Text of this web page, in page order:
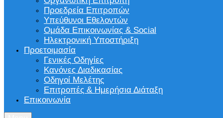
Προεδρεία Επιτροπών
Υπεύθυνοι Εθελοντών
Ομάδα Επικοινωνίας & Social
Ηλεκτρονική Υποστήριξη
Προετοιμασία
Γενικές Οδηγίες
Κανόνες Διαδικασίας
Οδηγοί Μελέτης
Επιτροπές & Ημερήσια Διάταξη
Επικοινωνία